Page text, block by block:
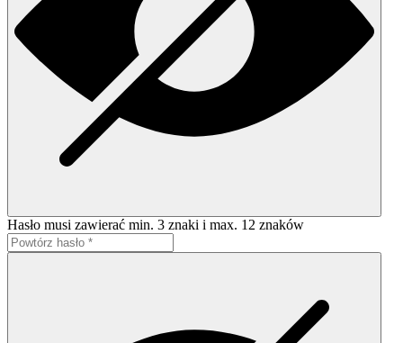
Hasło musi zawierać min. 3 znaki i max. 12 znaków